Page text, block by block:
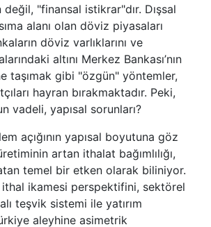
"finansal istikrar"dır. Dışsal
alanı olan döviz piyasaları
döviz varlıklarını ve
altını Merkez Bankası’nın
taşımak gibi "özgün" yöntemler,
hayran bırakmaktadır. Peki,
vadeli, yapısal sorunları?
açığının yapısal boyutuna göz
artan ithalat bağımlılığı,
temel bir etken olarak biliniyor.
ithal ikamesi perspektifini, sektörel
teşvik sistemi ile yatırım
aleyhine asimetrik